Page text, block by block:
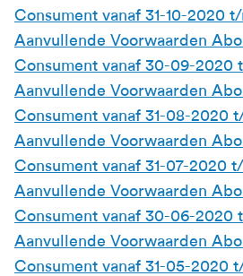
Consument vanaf 31-10-2020
Aanvullende Voorwaarden
Consument vanaf 30-09-2020
Aanvullende Voorwaarden
Consument vanaf 31-08-2020
Aanvullende Voorwaarden
Consument vanaf 31-07-2020
Aanvullende Voorwaarden
Consument vanaf 30-06-2020
Aanvullende Voorwaarden
Consument vanaf 31-05-2020